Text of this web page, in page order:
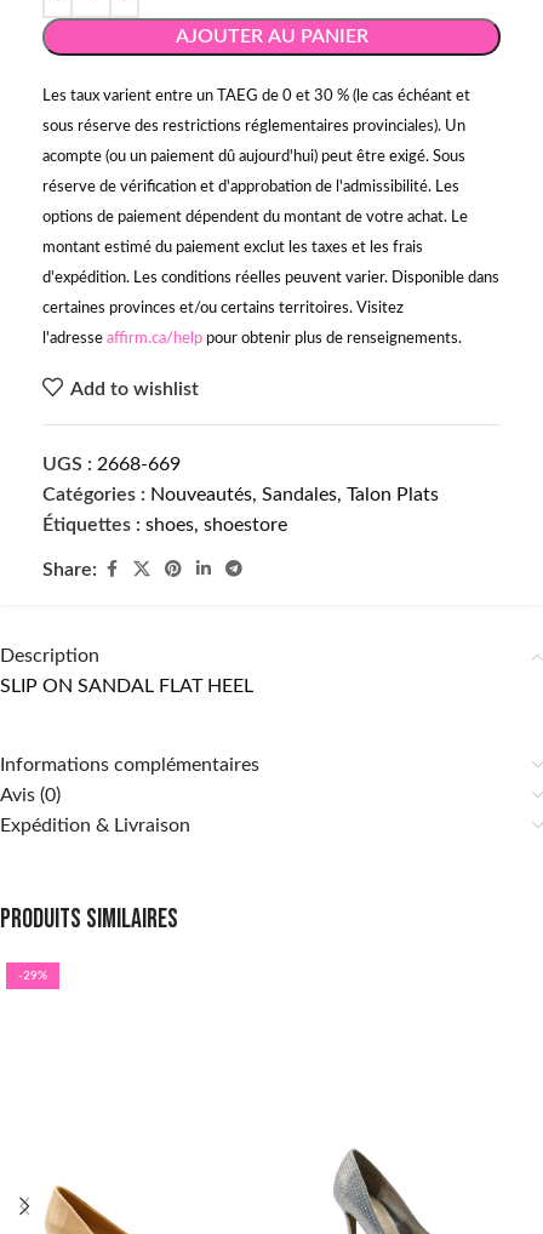
AJOUTER AU PANIER
Les taux varient entre un TAEG de 0 et 30 % (le cas échéant et
sous réserve des restrictions réglementaires provinciales). Un
acompte (ou un paiement dû aujourd'hui) peut être exigé. Sous
réserve de vérification et d'approbation de l'admissibilité. Les
options de paiement dépendent du montant de votre achat. Le
montant estimé du paiement exclut les taxes et les frais
d'expédition. Les conditions réelles peuvent varier. Disponible dans
certaines provinces et/ou certains territoires. Visitez
l'adresse affirm.ca/help pour obtenir plus de renseignements.
Add to wishlist
UGS : 2668-669
Catégories : Nouveautés, Sandales, Talon Plats
Étiquettes : shoes, shoestore
Share:
Description
SLIP ON SANDAL FLAT HEEL
Informations complémentaires
Avis (0)
Expédition & Livraison
Produits similaires
-29%